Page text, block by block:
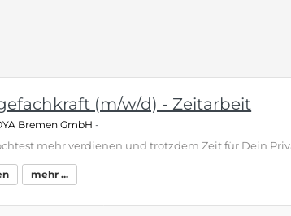
(m/w/d) - Zeitarbeit
Bremen GmbH-
mehr ...